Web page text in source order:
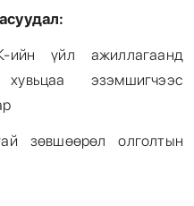
үйл ажиллагаанд
эзэмшигчээс
зөвшөөрөл олголтын